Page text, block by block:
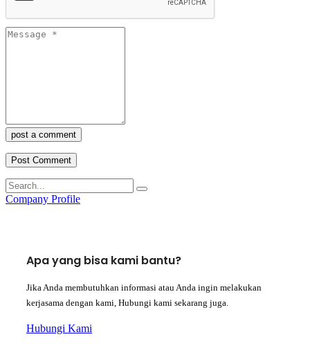
post a comment
Company Profile
Apa yang bisa kami bantu?
Jika Anda membutuhkan informasi atau Anda ingin melakukan
kerjasama dengan kami, Hubungi kami sekarang juga.
Hubungi Kami